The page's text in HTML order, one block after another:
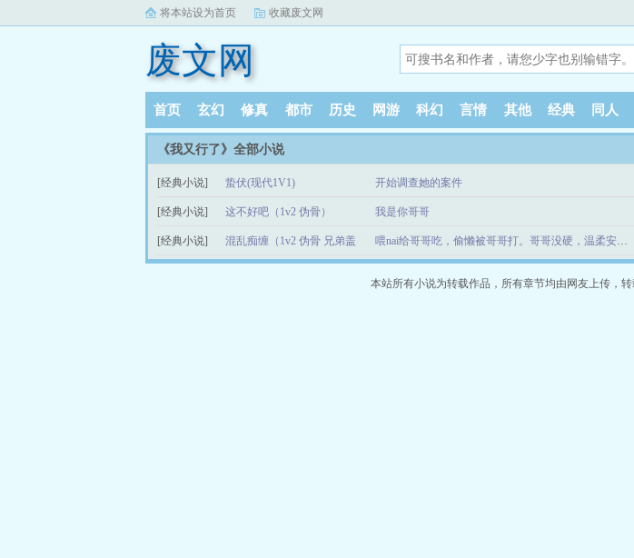
将本站设为首页 收藏废文网
废文网
首页 玄幻 修真 都市 历史 网游 科幻 言情 其他 经典 同人
《我又行了》全部小说
[经典小说] 蛰伏(现代1V1) 开始调查她的案件
[经典小说] 这不好吧（1v2 伪骨） 我是你哥哥
[经典小说] 混乱痴缠（1v2 伪骨 兄弟盖 喂nai给哥哥吃，偷懒被哥哥打。哥哥没硬，温柔安慰妹
本站所有小说为转载作品，所有章节均由网友上传，